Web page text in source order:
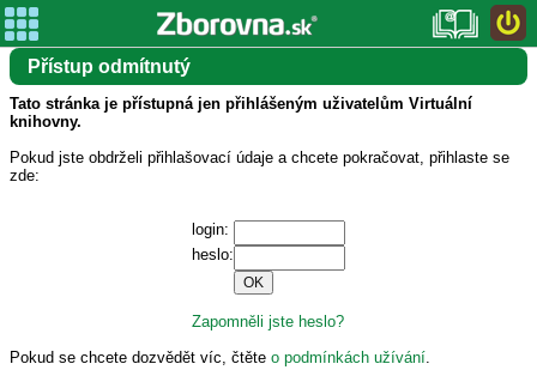
Přístup odmítnutý
Tato stránka je přístupná jen přihlášeným uživatelům Virtuální
knihovny.
Pokud jste obdrželi přihlašovací údaje a chcete pokračovat, přihlaste se
zde:
login:
heslo:
Zapomněli jste heslo?
Pokud se chcete dozvědět víc, čtěte o podmínkách užívání.